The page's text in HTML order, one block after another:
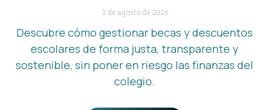
3 de agosto de 2026
Descubre cómo gestionar becas y descuentos
escolares de forma justa, transparente y
sostenible, sin poner en riesgo las finanzas del
colegio.